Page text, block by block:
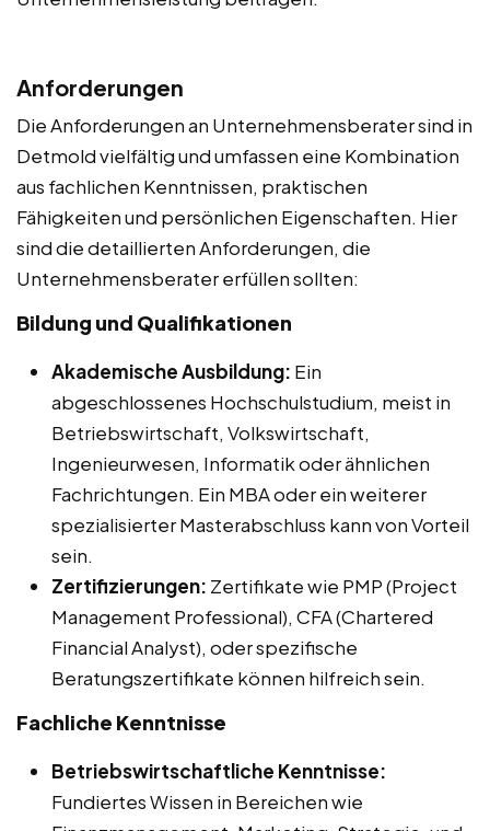
Anforderungen
Die Anforderungen an Unternehmensberater sind in
Detmold vielfältig und umfassen eine Kombination
aus fachlichen Kenntnissen, praktischen
Fähigkeiten und persönlichen Eigenschaften. Hier
sind die detaillierten Anforderungen, die
Unternehmensberater erfüllen sollten:
Bildung und Qualifikationen
Akademische Ausbildung: Ein
abgeschlossenes Hochschulstudium, meist in
Betriebswirtschaft, Volkswirtschaft,
Ingenieurwesen, Informatik oder ähnlichen
Fachrichtungen. Ein MBA oder ein weiterer
spezialisierter Masterabschluss kann von Vorteil
sein.
Zertifizierungen: Zertifikate wie PMP (Project
Management Professional), CFA (Chartered
Financial Analyst), oder spezifische
Beratungszertifikate können hilfreich sein.
Fachliche Kenntnisse
Betriebswirtschaftliche Kenntnisse:
Fundiertes Wissen in Bereichen wie